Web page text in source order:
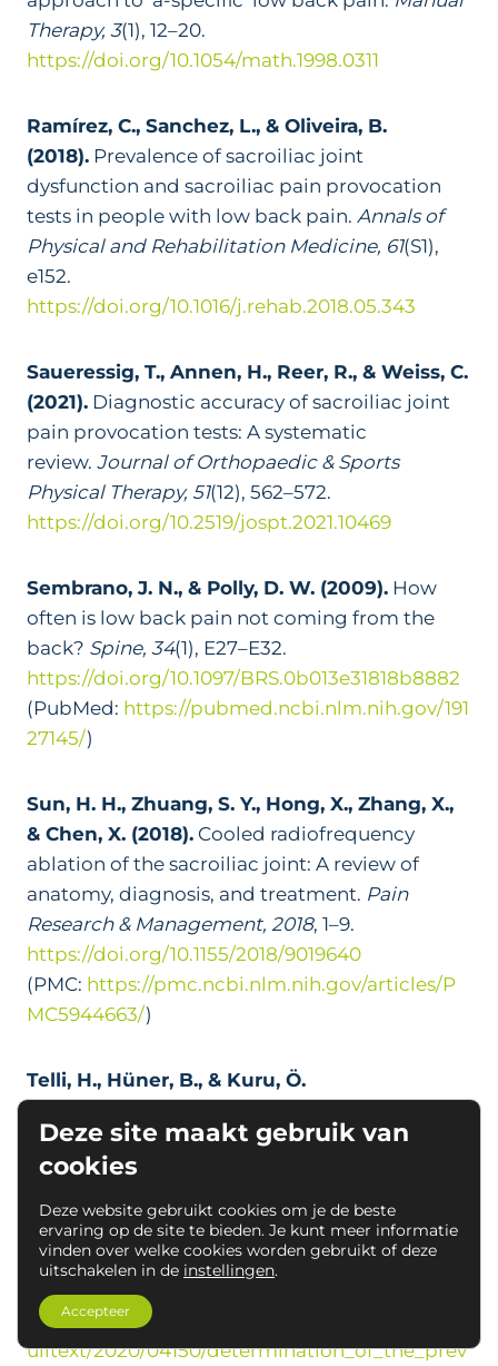
Therapy, 3(1), 12–20.
https://doi.org/10.1054/math.1998.0311
Ramírez, C., Sanchez, L., & Oliveira, B.
(2018). Prevalence of sacroiliac joint
dysfunction and sacroiliac pain provocation
tests in people with low back pain. Annals of
Physical and Rehabilitation Medicine, 61(S1),
e152.
https://doi.org/10.1016/j.rehab.2018.05.343
Saueressig, T., Annen, H., Reer, R., & Weiss, C.
(2021). Diagnostic accuracy of sacroiliac joint
pain provocation tests: A systematic
review. Journal of Orthopaedic & Sports
Physical Therapy, 51(12), 562–572.
https://doi.org/10.2519/jospt.2021.10469
Sembrano, J. N., & Polly, D. W. (2009). How
often is low back pain not coming from the
back? Spine, 34(1), E27–E32.
https://doi.org/10.1097/BRS.0b013e31818b8882
(PubMed: https://pubmed.ncbi.nlm.nih.gov/191
27145/)
Sun, H. H., Zhuang, S. Y., Hong, X., Zhang, X.,
& Chen, X. (2018). Cooled radiofrequency
ablation of the sacroiliac joint: A review of
anatomy, diagnosis, and treatment. Pain
Research & Management, 2018, 1–9.
https://doi.org/10.1155/2018/9019640
(PMC: https://pmc.ncbi.nlm.nih.gov/articles/P
MC5944663/)
Telli, H., Hüner, B., & Kuru, Ö.
clinical diagnosis of sacroiliac joint
dysfunction in patients with lumbar disc
hernia and evaluation of its effect on pain and
quality of life.Spine, 45(8), 549–557.
https://doi.org/10.1097/BRS.000000000000330
(LWW:https://journals.lww.com/spinejournal/f
ulltext/2020/04150/determination_of_the_prev
Deze site maakt gebruik van
cookies
Deze website gebruikt cookies om je de beste
ervaring op de site te bieden. Je kunt meer informatie
vinden over welke cookies worden gebruikt of deze
uitschakelen in de instellingen.
Accepteer